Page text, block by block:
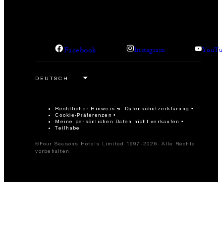
Facebook Instagram
Rechtlicher Hinweis Datenschutzerklärung
Cookie-Präferenzen
Meine persönlichen Daten nicht verkaufen
Teilhabe
©Four Seasons Hotels Limited 1997-2026. Alle Rechte
vorbehalten.